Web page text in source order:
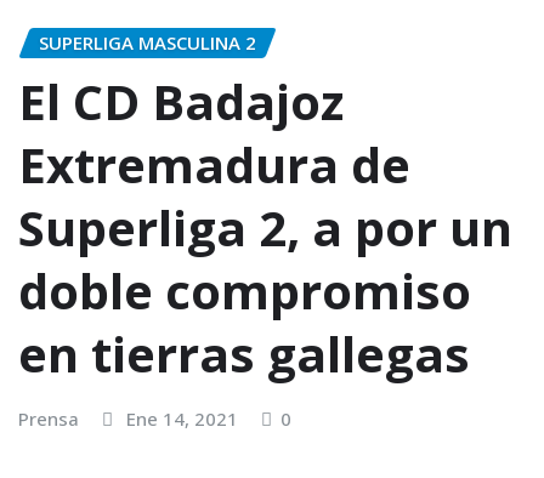
SUPERLIGA MASCULINA 2
El CD Badajoz
Extremadura de
Superliga 2, a por un
doble compromiso
en tierras gallegas
Prensa Ene 14, 2021 0